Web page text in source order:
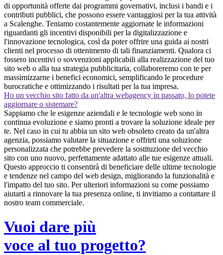
di opportunità offerte dai programmi governativi, inclusi i bandi e i
contributi pubblici, che possono essere vantaggiosi per la tua attività
a Scalenghe. Teniamo costantemente aggiornate le informazioni
riguardanti gli incentivi disponibili per la digitalizzazione e
l'innovazione tecnologica, così da poter offrire una guida ai nostri
clienti nel processo di ottenimento di tali finanziamenti. Qualora ci
fossero incentivi o sovvenzioni applicabili alla realizzazione del tuo
sito web o alla tua strategia pubblicitaria, collaboreremo con te per
massimizzarne i benefici economici, semplificando le procedure
burocratiche e ottimizzando i risultati per la tua impresa.
Ho un vecchio sito fatto da un'altra webagency in passato, lo potete
aggiornare o sistemare?
Sappiamo che le esigenze aziendali e le tecnologie web sono in
continua evoluzione e siamo pronti a trovare la soluzione ideale per
te. Nel caso in cui tu abbia un sito web obsoleto creato da un'altra
agenzia, possiamo valutare la situazione e offrirti una soluzione
personalizzata che potrebbe prevedere la sostituzione del vecchio
sito con uno nuovo, perfettamente adattato alle tue esigenze attuali.
Questo approccio ti consentirà di beneficiare delle ultime tecnologie
e tendenze nel campo del web design, migliorando la funzionalità e
l'impatto del tuo sito. Per ulteriori informazioni su come possiamo
aiutarti a rinnovare la tua presenza online, ti invitiamo a contattare il
nostro team commerciale.
Vuoi dare più
voce al tuo progetto?